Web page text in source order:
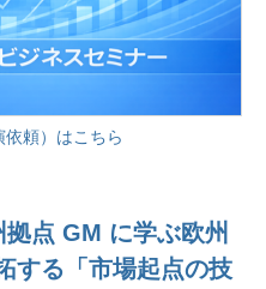
頼）はこちら
点 GM に学ぶ欧州
する「市場起点の技